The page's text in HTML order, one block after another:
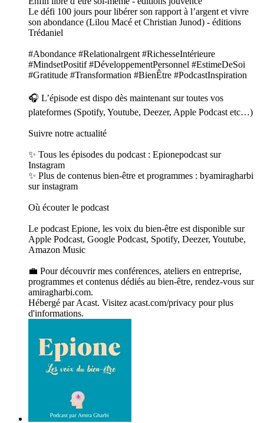
Le défi 100 jours pour libérer son rapport à l’argent et vivre
son abondance (Lilou Macé et Christian Junod) - éditions
Trédaniel
#Abondance #Relationalrgent #RichesseIntérieure
#MindsetPositif #DéveloppementPersonnel #EstimeDeSoi
#Gratitude #Transformation #BienÊtre #PodcastInspiration
🎧 L’épisode est dispo dès maintenant sur toutes vos
plateformes (Spotify, Youtube, Deezer, Apple Podcast etc…)
Suivre notre actualité
✨ Tous les épisodes du podcast : Epionepodcast sur
Instagram
✨ Plus de contenus bien-être et programmes : byamiragharbi
sur instagram
Où écouter le podcast
Le podcast Epione, les voix du bien-être est disponible sur
Apple Podcast, Google Podcast, Spotify, Deezer, Youtube,
Amazon Music
💼 Pour découvrir mes conférences, ateliers en entreprise,
programmes et contenus dédiés au bien-être, rendez-vous sur
amiragharbi.com.
Hébergé par Acast. Visitez acast.com/privacy pour plus
d'informations.